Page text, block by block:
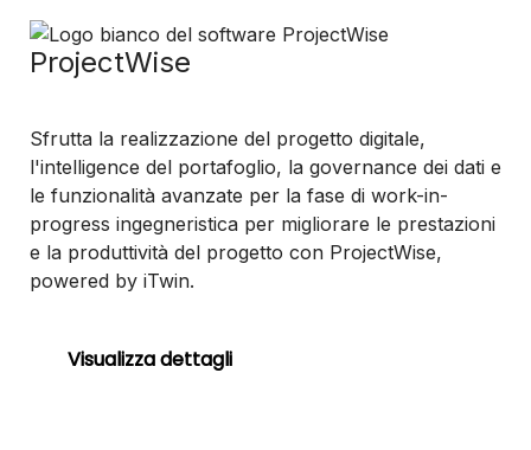
ProjectWise
Sfrutta la realizzazione del progetto digitale,
l'intelligence del portafoglio, la governance dei dati e
le funzionalità avanzate per la fase di work-in-
progress ingegneristica per migliorare le prestazioni
e la produttività del progetto con ProjectWise,
powered by iTwin.
Visualizza dettagli